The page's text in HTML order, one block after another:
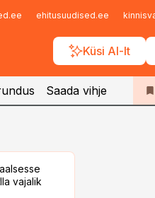
ehitusuudised.ee
Küsi AI-lt
Telli
Saada vihje
vajalik